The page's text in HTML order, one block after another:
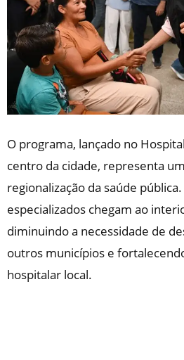
O programa, lançado no
centro da cidade, representa
regionalização da saúde
especializados chegam ao
diminuindo a necessidade de
outros municípios e
hospitalar local.